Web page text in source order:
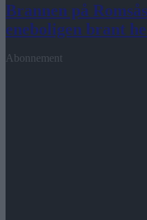
Brannen på
eneboligen brant
Abonnement